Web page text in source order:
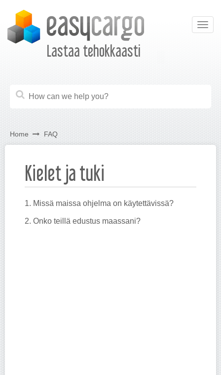
Lastaa tehokkaasti
Home FAQ
Kielet ja tuki
1. Missä maissa ohjelma on käytettävissä?
2. Onko teillä edustus maassani?